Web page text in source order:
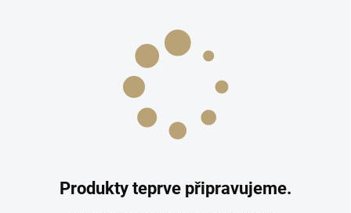
Produkty teprve připravujeme.